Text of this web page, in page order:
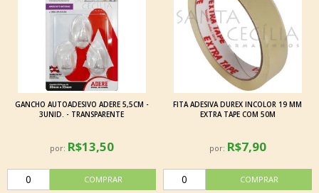
GANCHO AUTOADESIVO ADERE 5,5CM -
3UNID. - TRANSPARENTE
por: R$13,50
FITA ADESIVA DUREX INCOLOR 19 MM
EXTRA TAPE COM 50M
por: R$7,90